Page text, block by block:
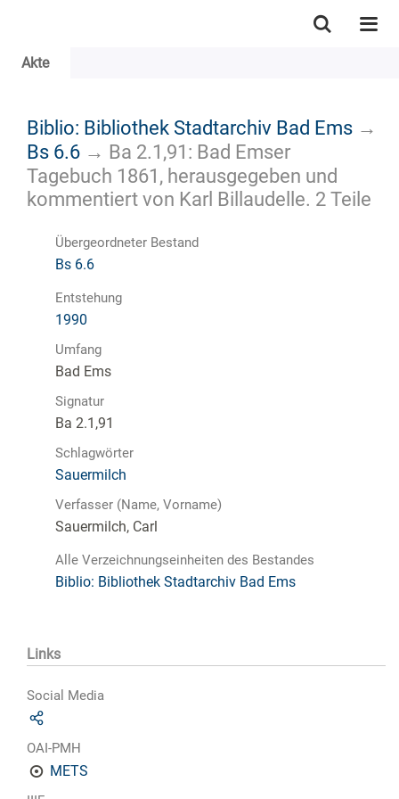
Akte
Biblio: Bibliothek Stadtarchiv Bad Ems →
Bs 6.6 → Ba 2.1,91: Bad Emser
Tagebuch 1861, herausgegeben und
kommentiert von Karl Billaudelle. 2 Teile
Übergeordneter Bestand
Bs 6.6
Entstehung
1990
Umfang
Bad Ems
Signatur
Ba 2.1,91
Schlagwörter
Sauermilch
Verfasser (Name, Vorname)
Sauermilch, Carl
Alle Verzeichnungseinheiten des Bestandes
Biblio: Bibliothek Stadtarchiv Bad Ems
Links
Social Media
OAI-PMH
METS